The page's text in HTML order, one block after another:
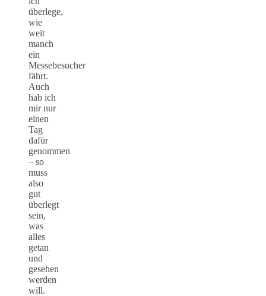
überlege,
wie
weit
manch
ein
Messebesucher
fährt.
Auch
hab ich
mir nur
einen
Tag
dafür
genommen
– so
muss
also
gut
überlegt
sein,
was
alles
getan
und
gesehen
werden
will.